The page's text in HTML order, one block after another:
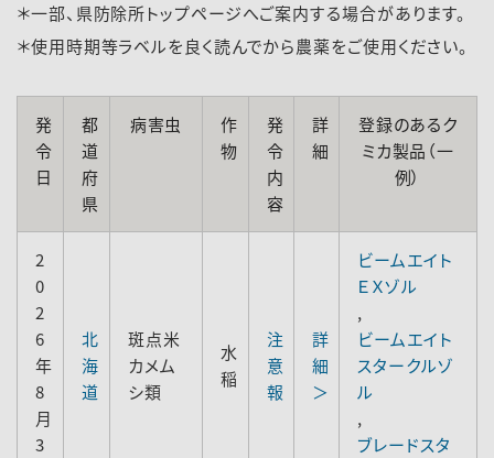
＊一部、県防除所トップページへご案内する場合があります。
＊使用時期等ラベルを良く読んでから農薬をご使用ください。
発
令
日
都
道
府
県
病害虫
作
物
発
令
内
容
詳
細
登録のあるク
ミカ製品（一
例）
2
0
2
6
年
8
月
3
北
海
道
斑点米
カメム
シ類
水
稲
注
意
報
詳
細
＞
ビームエイト
ＥＸゾル
,
ビームエイト
スタークルゾ
ル
,
ブレードスタ